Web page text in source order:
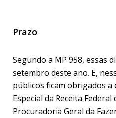
Prazo
Segundo a MP 958, essas
setembro deste ano. E,
públicos ficam obrigados a
Especial da Receita Federal
Procuradoria Geral da